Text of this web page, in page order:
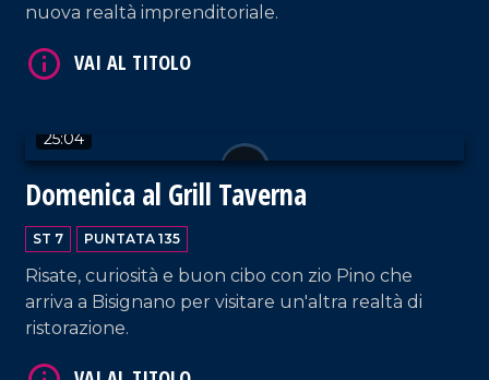
nuova realtà imprenditoriale.
25:04
Domenica al Grill Taverna
ST 7 PUNTATA 135
Risate, curiosità e buon cibo con zio Pino che
arriva a Bisignano per visitare un'altra realtà di
ristorazione.
VAI AL TITOLO